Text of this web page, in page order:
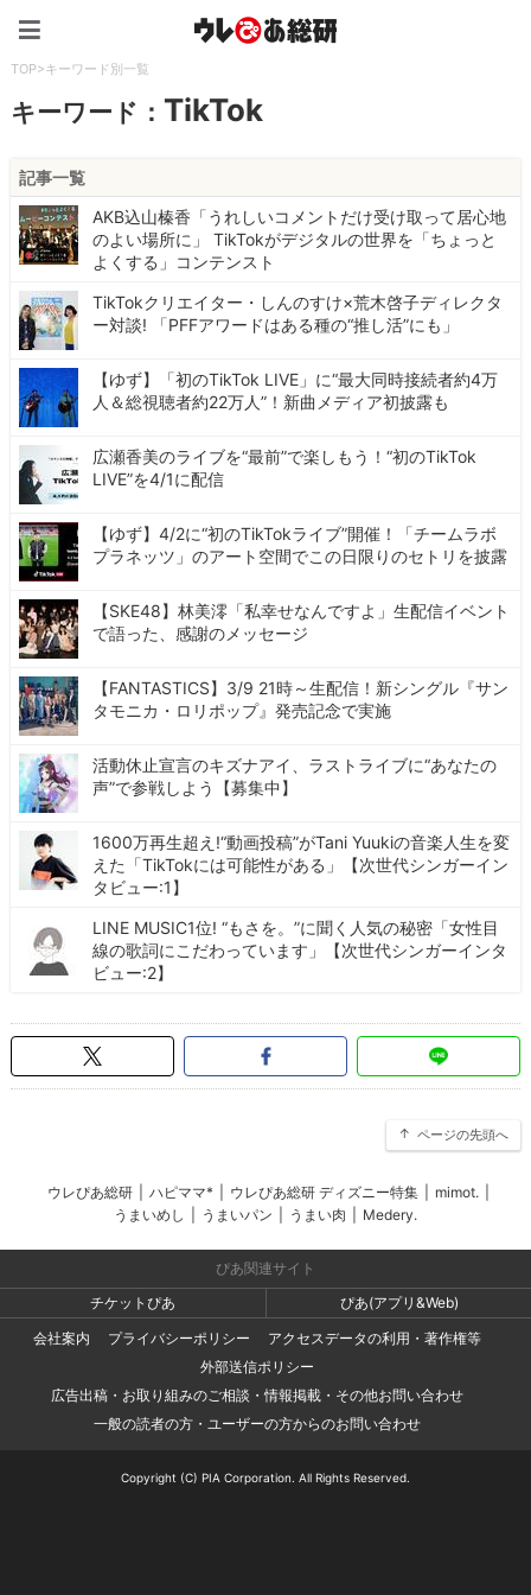
TOP>キーワード別一覧
キーワード： TikTok
記事一覧
AKB込山榛香「うれしいコメントだけ受け取って居心地
のよい場所に」 TikTokがデジタルの世界を「ちょっと
よくする」コンテンスト
TikTokクリエイター・しんのすけ×荒木啓子ディレクタ
ー対談! 「PFFアワードはある種の“推し活”にも」
【ゆず】「初のTikTok LIVE」に“最大同時接続者約4万
人＆総視聴者約22万人”！新曲メディア初披露も
広瀬香美のライブを“最前”で楽しもう！“初のTikTok
LIVE”を4/1に配信
【ゆず】4/2に“初のTikTokライブ”開催！「チームラボ
プラネッツ」のアート空間でこの日限りのセトリを披露
【SKE48】林美澪「私幸せなんですよ」生配信イベント
で語った、感謝のメッセージ
【FANTASTICS】3/9 21時～生配信！新シングル『サン
タモニカ・ロリポップ』発売記念で実施
活動休止宣言のキズナアイ、ラストライブに“あなたの
声”で参戦しよう【募集中】
1600万再生超え!“動画投稿”がTani Yuukiの音楽人生を変
えた「TikTokには可能性がある」【次世代シンガーイン
タビュー:1】
LINE MUSIC1位! “もさを。”に聞く人気の秘密「女性目
線の歌詞にこだわっています」【次世代シンガーインタ
ビュー:2】
ページの先頭へ
ウレぴあ総研 ハピママ* ウレぴあ総研 ディズニー特集 mimot.
うまいめし
うまいパン うまい肉 Medery.
ぴあ関連サイト
チケットぴあ
ぴあ(アプリ&Web)
会社案内
プライバシーポリシー
アクセスデータの利用・著作権等
外部送信ポリシー
広告出稿・お取り組みのご相談・情報掲載・その他お問い合わせ
一般の読者の方・ユーザーの方からのお問い合わせ
Copyright (C) PIA Corporation. All Rights Reserved.